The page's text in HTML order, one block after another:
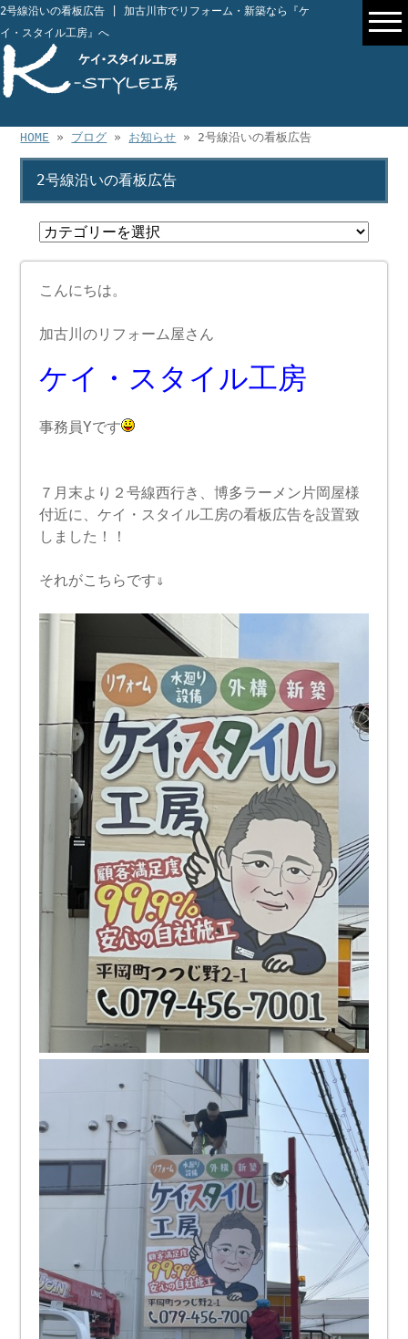
2号線沿いの看板広告 | 加古川市でリフォーム・新築なら『ケ
イ・スタイル工房』へ
HOME » ブログ » お知らせ » 2号線沿いの看板広告
2号線沿いの看板広告
こんにちは。
加古川のリフォーム屋さん
ケイ・スタイル工房
事務員Yです
７月末より２号線西行き、博多ラーメン片岡屋様
付近に、ケイ・スタイル工房の看板広告を設置致
しました！！
それがこちらです⇓